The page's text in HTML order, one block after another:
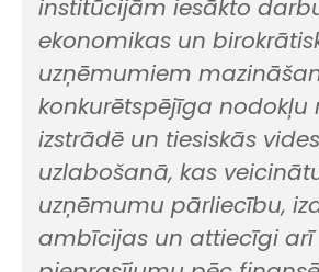
institūcijām iesākto
ekonomikas un
uzņēmumiem
konkurētspējīga nodokļu
izstrādē un tiesiskās vides
uzlabošanā, kas
uzņēmumu pārliecību,
ambīcijas un attiecīgi arī